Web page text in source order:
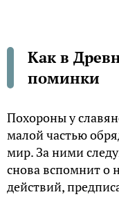
Как в
поминки
Похороны у
малой частью
мир. За ними
снова вспомнит о
действий,